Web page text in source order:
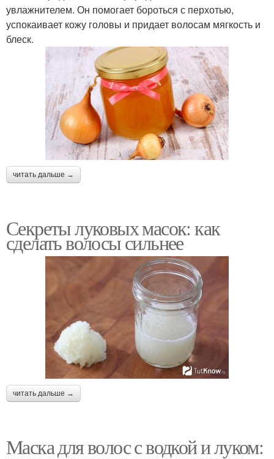
увлажнителем. Он помогает бороться с перхотью,
успокаивает кожу головы и придает волосам мягкость и
блеск.
читать дальше →
Секреты луковых масок: как
сделать волосы сильнее
читать дальше →
Маска для волос с водкой и луком: